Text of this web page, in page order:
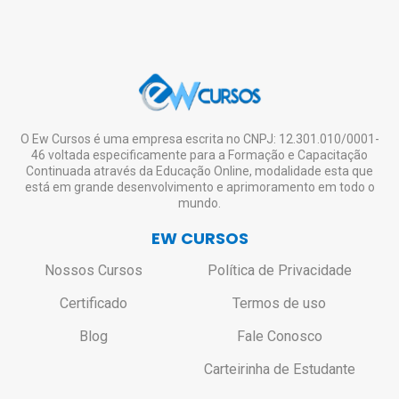
vontade, mesmo não tendo interesse em
solicitar o certificado de todos ou de nenhum.
Não haverá bloqueio ou restrição de
acesso aos alunos que não solicitarem o
certificado.
em contato pelo e-mail:
contato@ewcursos.com.br, para verificar o
O Ew Cursos é uma empresa escrita no CNPJ: 12.301.010/0001-
46 voltada especificamente para a Formação e Capacitação
Continuada através da Educação Online, modalidade esta que
está em grande desenvolvimento e aprimoramento em todo o
mundo.
EW CURSOS
Nossos Cursos
Certificado
Blog
Política de Privacidade
Termos de uso
Fale Conosco
Carteirinha de Estudante